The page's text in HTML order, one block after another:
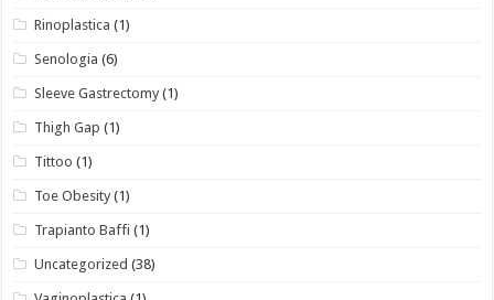
Rinoplastica (1)
Senologia (6)
Sleeve Gastrectomy (1)
Thigh Gap (1)
Tittoo (1)
Toe Obesity (1)
Trapianto Baffi (1)
Uncategorized (38)